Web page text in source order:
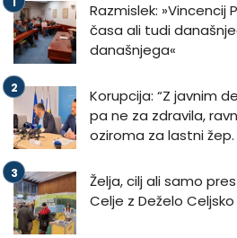
Razmislek: »Vincencij
časa ali tudi
današnjega«
Korupcija: “Z javnim
pa ne za zdravila,
oziroma za lastni
Želja, cilj ali samo
Celje z Deželo